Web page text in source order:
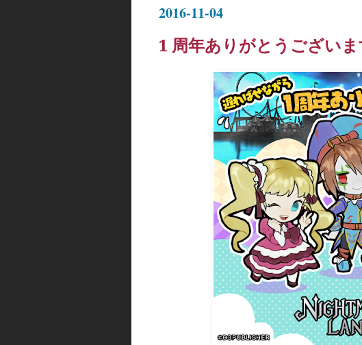
2016-11-04
1 周年ありがとうございま